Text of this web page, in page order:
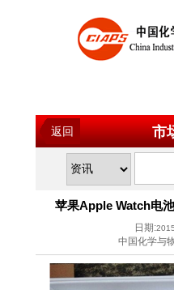
返回 市
苹果Apple Watch电
日期:
中国化学与